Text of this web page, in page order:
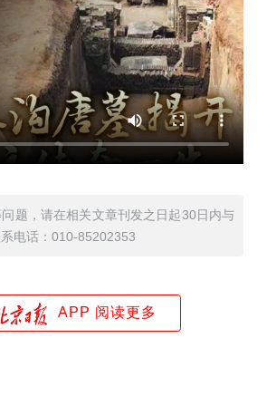
题，请在相关文章刊发之日起30日内与
电话：010-85202353
APP 阅读更多